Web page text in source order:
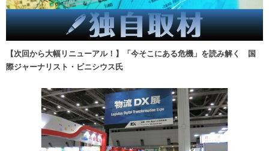
【次回から大幅リニューアル！】「今そこにある危機」を読み解く 国
際ジャーナリスト・ビニシウス氏